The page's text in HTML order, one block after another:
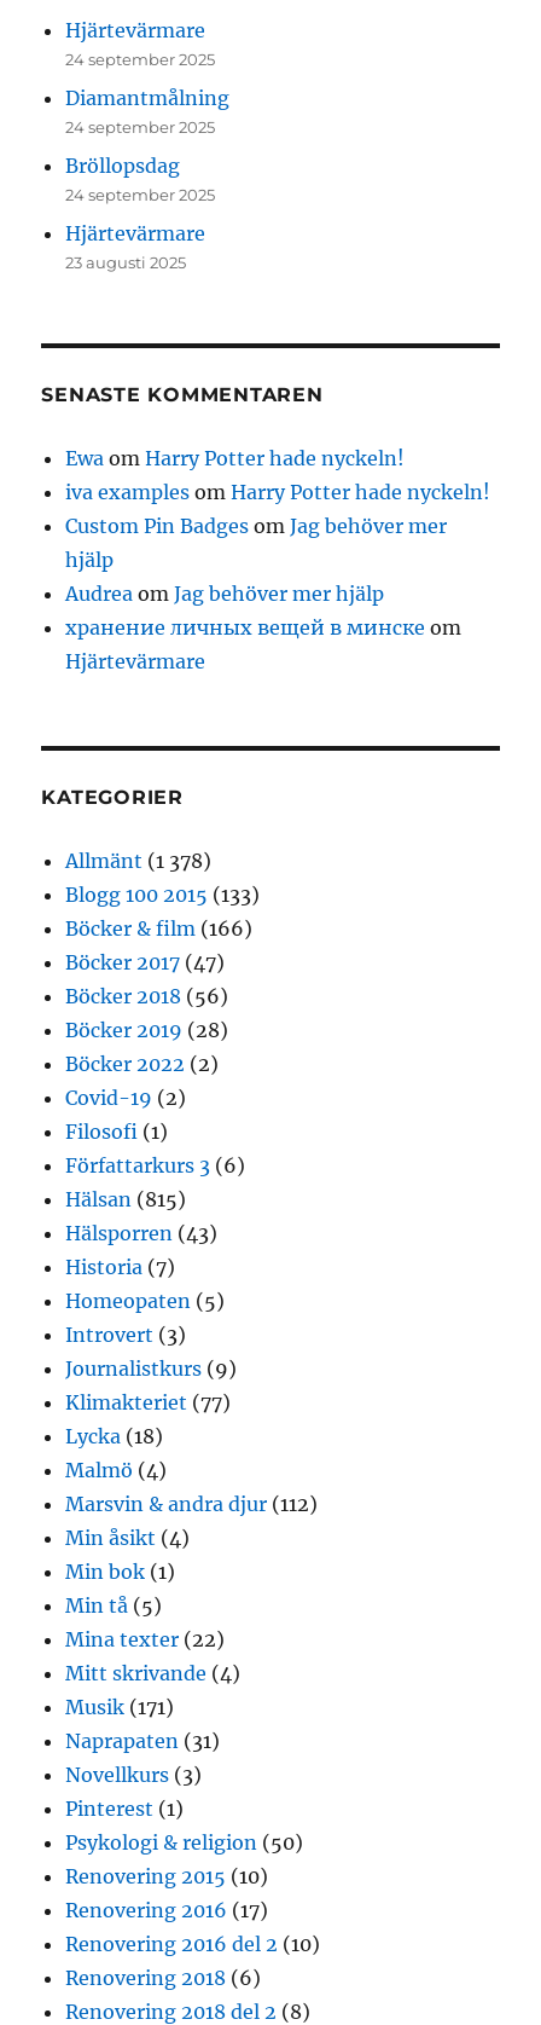
Hjärtevärmare
24 september 2025
Diamantmålning
24 september 2025
Bröllopsdag
24 september 2025
Hjärtevärmare
23 augusti 2025
SENASTE KOMMENTAREN
Ewa omHarry Potter hade nyckeln!
iva examples omHarry Potter hade nyckeln!
Custom Pin Badges omJag behöver mer
hjälp
Audrea omJag behöver mer hjälp
хранение личных вещей в минске om
Hjärtevärmare
KATEGORIER
Allmänt (1 378)
Blogg 100 2015 (133)
Böcker & film (166)
Böcker 2017 (47)
Böcker 2018 (56)
Böcker 2019 (28)
Böcker 2022 (2)
Covid-19 (2)
Filosofi (1)
Författarkurs 3 (6)
Hälsan (815)
Hälsporren (43)
Historia (7)
Homeopaten (5)
Introvert (3)
Journalistkurs (9)
Klimakteriet (77)
Lycka (18)
Malmö (4)
Marsvin & andra djur (112)
Min åsikt (4)
Min bok (1)
Min tå (5)
Mina texter (22)
Mitt skrivande (4)
Musik (171)
Naprapaten (31)
Novellkurs (3)
Pinterest (1)
Psykologi & religion (50)
Renovering 2015 (10)
Renovering 2016 (17)
Renovering 2016 del 2 (10)
Renovering 2018 (6)
Renovering 2018 del 2 (8)